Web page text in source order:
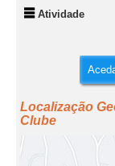
Atividade
Localização
Clube